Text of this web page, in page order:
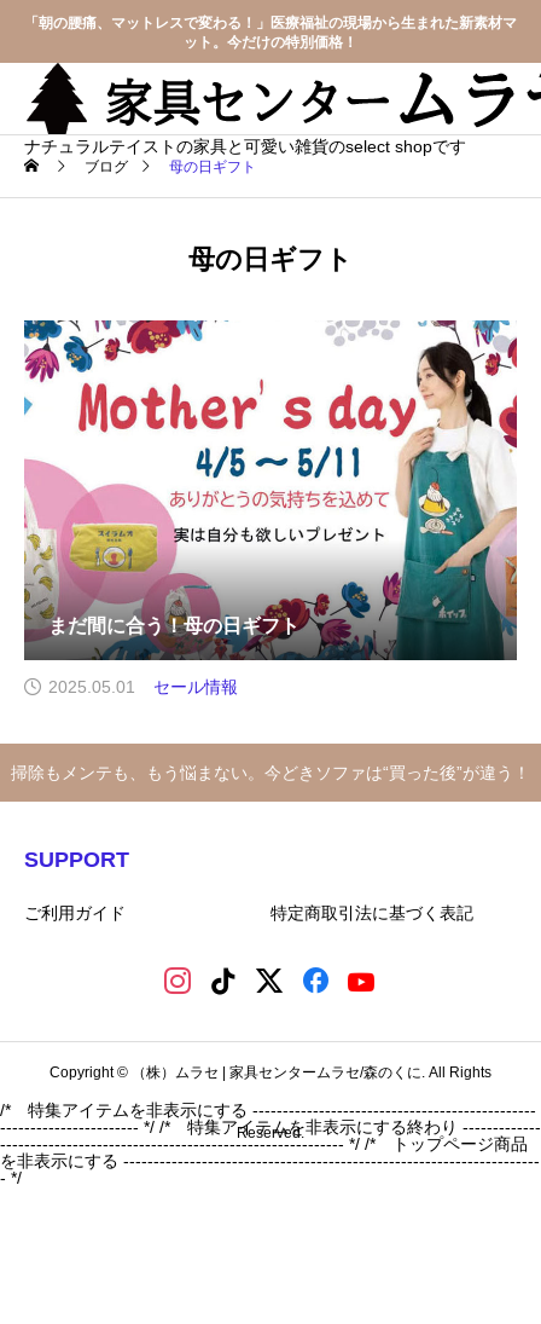
「朝の腰痛、マットレスで変わる！」医療福祉の現場から生まれた新素材マ
ット。今だけの特別価格！
ナチュラルテイストの家具と可愛い雑貨のselect shopです
ブログ 母の日ギフト
母の日ギフト
まだ間に合う！母の日ギフト
2025.05.01 セール情報
掃除もメンテも、もう悩まない。今どきソファは“買った後”が違う！
SUPPORT
ご利用ガイド 特定商取引法に基づく表記
Copyright © （株）ムラセ | 家具センタームラセ/森のくに. All Rights
Reserved.
/* 特集アイテムを非表示にする -----------------------------------------------
----------------------- */ /* 特集アイテムを非表示にする終わり -------------
--------------------------------------------------------- */ /* トップページ商品
を非表示にする ---------------------------------------------------------------------
- */